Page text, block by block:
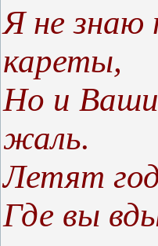
Я не знаю
кареты,
Но и
жаль.
Летят
Где вы